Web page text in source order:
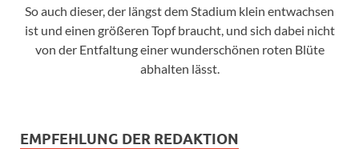
So auch dieser, der längst dem Stadium klein entwachsen
ist und einen größeren Topf braucht, und sich dabei nicht
von der Entfaltung einer wunderschönen roten Blüte
abhalten lässt.
EMPFEHLUNG DER REDAKTION